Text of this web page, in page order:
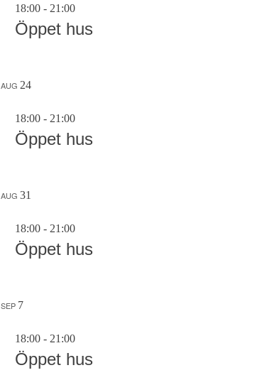
18:00 - 21:00
Öppet hus
AUG 24
18:00 - 21:00
Öppet hus
AUG 31
18:00 - 21:00
Öppet hus
SEP 7
18:00 - 21:00
Öppet hus